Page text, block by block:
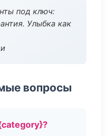
под ключ:
Улыбка как
вопросы